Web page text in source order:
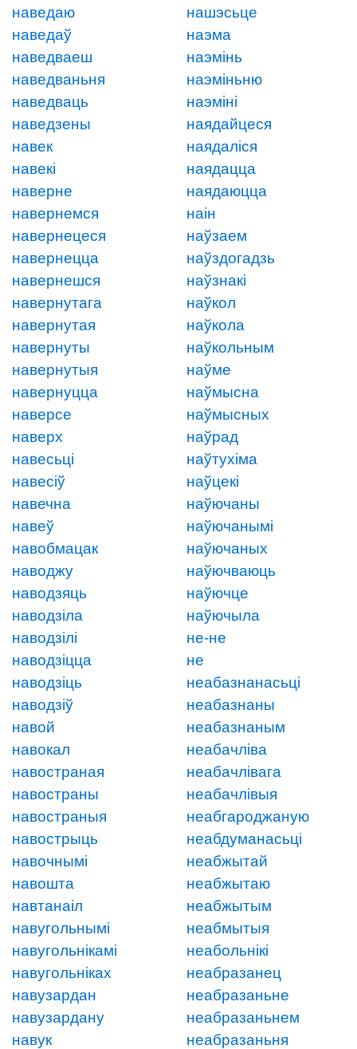
наведаю
наведаў
наведваеш
наведваньня
наведваць
наведзены
навек
навекі
наверне
навернемся
навернецеся
навернецца
навернешся
навернутага
навернутая
навернуты
навернутыя
навернуцца
наверсе
наверх
навесьці
навесіў
навечна
навеў
навобмацак
наводжу
наводзяць
наводзіла
наводзілі
наводзіцца
наводзіць
наводзіў
навой
навокал
навостраная
навостраны
навостраныя
навострыць
навочнымі
навошта
навтанаіл
навугольнымі
навугольнікамі
навугольніках
навузардан
навузардану
навук
нашэсьце
наэма
наэмінь
наэміньню
наэміні
наядайцеся
наядаліся
наядацца
наядаюцца
наін
наўзаем
наўздогадзь
наўзнакі
наўкол
наўкола
наўкольным
наўме
наўмысна
наўмысных
наўрад
наўтухіма
наўцекі
наўючаны
наўючанымі
наўючаных
наўючваюць
наўючце
наўючыла
не-не
не
неабазнанасьці
неабазнаны
неабазнаным
неабачліва
неабачлівага
неабачлівыя
неабгароджаную
неабдуманасьці
неабжытай
неабжытаю
неабжытым
неабмытыя
неабольнікі
неабразанец
неабразаньне
неабразаньнем
неабразаньня